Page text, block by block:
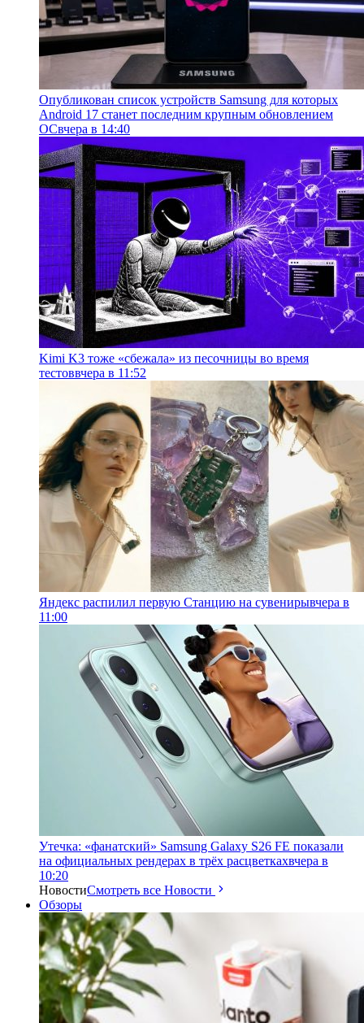
Опубликован список устройств Samsung для которых
Android 17 станет последним крупным обновлением
ОСвчера в 14:40
Kimi K3 тоже «сбежала» из песочницы во время
тестоввчера в 11:52
Яндекс распилил первую Станцию на сувенирывчера в
11:00
Утечка: «фанатский» Samsung Galaxy S26 FE показали
на официальных рендерах в трёх расцветкахвчера в
10:20
НовостиСмотреть все Новости
Обзоры